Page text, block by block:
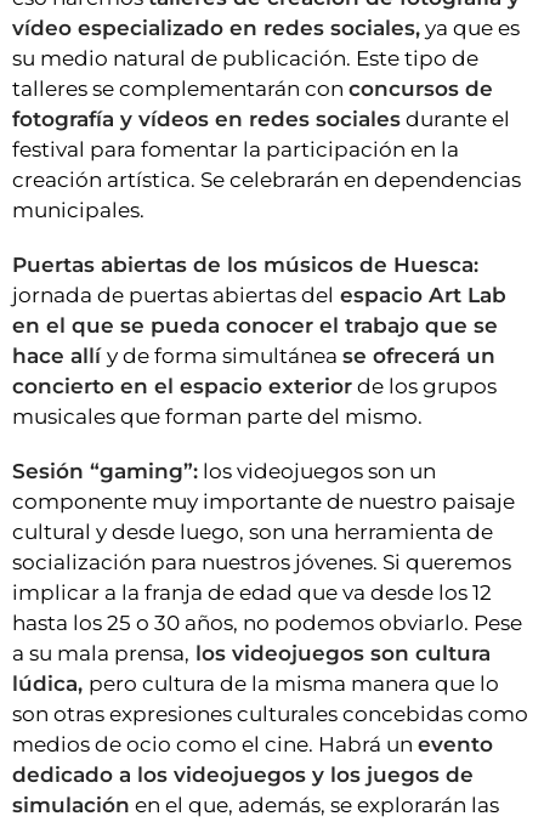
vídeo especializado en redes sociales, ya que es
su medio natural de publicación. Este tipo de
talleres se complementarán con concursos de
fotografía y vídeos en redes sociales durante el
festival para fomentar la participación en la
creación artística. Se celebrarán en dependencias
municipales.
Puertas abiertas de los músicos de Huesca:
jornada de puertas abiertas del espacio Art Lab
en el que se pueda conocer el trabajo que se
hace allí y de forma simultánea se ofrecerá un
concierto en el espacio exterior de los grupos
musicales que forman parte del mismo.
Sesión “gaming”: los videojuegos son un
componente muy importante de nuestro paisaje
cultural y desde luego, son una herramienta de
socialización para nuestros jóvenes. Si queremos
implicar a la franja de edad que va desde los 12
hasta los 25 o 30 años, no podemos obviarlo. Pese
a su mala prensa, los videojuegos son cultura
lúdica, pero cultura de la misma manera que lo
son otras expresiones culturales concebidas como
medios de ocio como el cine. Habrá un evento
dedicado a los videojuegos y los juegos de
simulación en el que, además, se explorarán las